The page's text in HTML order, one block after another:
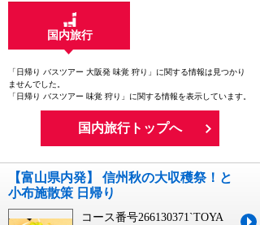
国内旅行
「日帰り バスツアー 大阪発 味覚 狩り」に関する情報は見つかり
ませんでした。
「日帰り バスツアー 味覚 狩り」に関する情報を表示しています。
国内旅行トップへ
【富山県内発】 信州秋の大収穫祭！と
小布施散策 日帰り
コース番号266130371`TOYA